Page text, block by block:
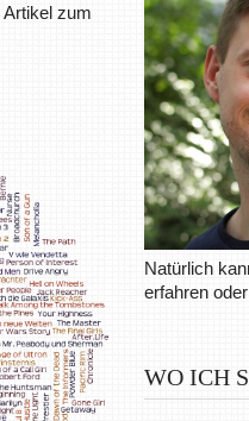
zum
Natürlich
erfahren
WO ICH